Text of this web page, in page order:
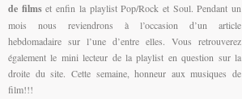
de filmset enfin la playlist Pop/Rock et Soul. Pendant un
mois nous reviendrons à l’occasion d’un article
hebdomadaire sur l’une d’entre elles. Vous retrouverez
également le mini lecteur de la playlist en question sur la
droite du site. Cette semaine, honneur aux musiques de
film!!!